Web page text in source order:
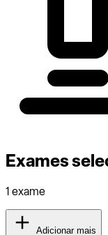
Exames
1 exame
Adicionar mais